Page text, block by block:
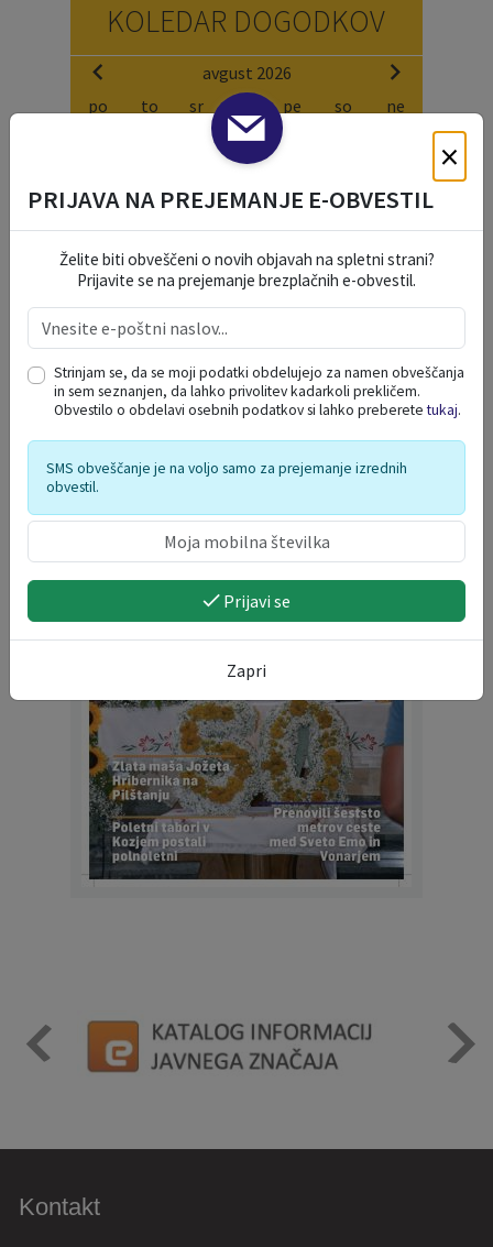
KOLEDAR DOGODKOV
avgust 2026
po
to sr pe so ne
30
6
10
11 12 13 14 15
16
17
18 19 20 21 22
23
24
25 26 27 28 29
30
NAŠE OKO
Kontakt
×
PRIJAVA NA PREJEMANJE E-OBVESTIL
Želite biti obveščeni o novih objavah na spletni strani?
Prijavite se na prejemanje brezplačnih e-obvestil.
Strinjam se, da se moji podatki obdelujejo za namen obveščanja
in sem seznanjen, da lahko privolitev kadarkoli prekličem.
Obvestilo o obdelavi osebnih podatkov si lahko preberetetukaj.
SMS obveščanje je na voljo samo za prejemanje izrednih
obvestil.
Prijavi se
Zapri